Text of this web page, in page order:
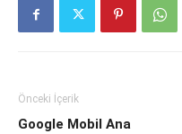
Önceki İçerik
Google Mobil Ana